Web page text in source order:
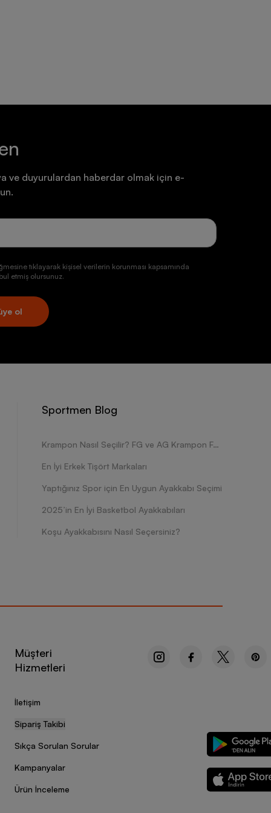
ve duyurulardan haberdar olmak için e-
tıklayarak kişisel verilerin korunması kapsamında
etmiş olursunuz.
ol
Sportmen Blog
Krampon Nasıl Seçilir? FG ve AG Krampon Farkları Nelerdir?
En İyi Erkek Tişört Markaları
Yaptığınız Spor için En Uygun Ayakkabı Seçimi
2025’in En İyi Basketbol Ayakkabıları
Koşu Ayakkabısını Nasıl Seçersiniz?
Müşteri
Hizmetleri
İletişim
Sipariş Takibi
Sıkça Sorulan Sorular
Kampanyalar
Ürün İnceleme